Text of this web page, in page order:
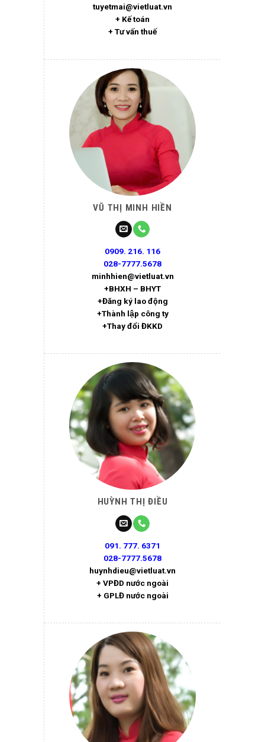
tuyetmai@vietluat.vn
+ Kế toán
+ Tư vấn thuế
VŨ THỊ MINH HIỀN
0909. 216. 116
028-7777.5678
minhhien@vietluat.vn
+BHXH – BHYT
+Đăng ký lao động
+Thành lập công ty
+Thay đổi ĐKKD
HUỲNH THỊ ĐIỀU
091. 777. 6371
028-7777.5678
huynhdieu@vietluat.vn
+ VPĐD nước ngoài
+ GPLĐ nước ngoài